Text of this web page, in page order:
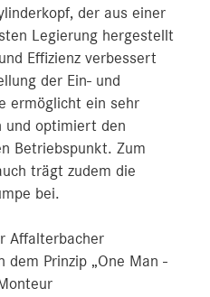
der aus einer
Legierung hergestellt
Effizienz verbessert
der Ein- und
ermöglicht ein sehr
und optimiert den
Betriebspunkt. Zum
trägt zudem die
bei.
Affalterbacher
Prinzip „One Man ‑